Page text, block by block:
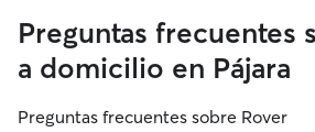
Preguntas frecuentes
a domicilio en Pájara
Preguntas frecuentes sobre Rover